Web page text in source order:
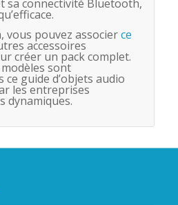
sa connectivité Bluetooth,
vous pouvez associerce
accessoires
créer un pack complet.
sont
ce guide d’objets audio
les entreprises
dynamiques.